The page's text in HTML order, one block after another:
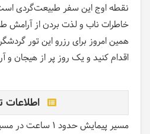
نقطه اوج این سفر طبیعت‌گردی
خاطرات ناب و لذت بردن از آرامش
همین امروز برای رزرو این تور
اقدام کنید و یک روز پر از هیجان و
اطلاعات
مسیر پیمایش حدود 1